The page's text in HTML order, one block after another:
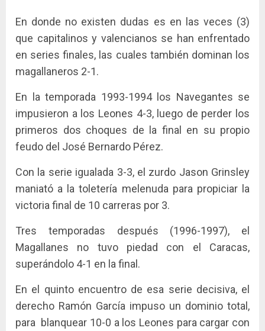
En donde no existen dudas es en las veces (3)
que capitalinos y valencianos se han enfrentado
en series finales, las cuales también dominan los
magallaneros 2-1.
En la temporada 1993-1994 los Navegantes se
impusieron a los Leones 4-3, luego de perder los
primeros dos choques de la final en su propio
feudo del José Bernardo Pérez.
Con la serie igualada 3-3, el zurdo Jason Grinsley
maniató a la toletería melenuda para propiciar la
victoria final de 10 carreras por 3.
Tres temporadas después (1996-1997), el
Magallanes no tuvo piedad con el Caracas,
superándolo 4-1 en la final.
En el quinto encuentro de esa serie decisiva, el
derecho Ramón García impuso un dominio total,
para blanquear 10-0 a los Leones para cargar con